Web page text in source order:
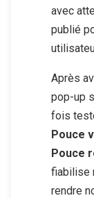
avec
publié
Après
pop-up
fois
Pouce
Pouce
fiabilise
rendre